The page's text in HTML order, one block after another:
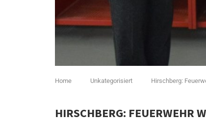
Home Unkategorisiert Hirschberg:
HIRSCHBERG: FEUERWEHR